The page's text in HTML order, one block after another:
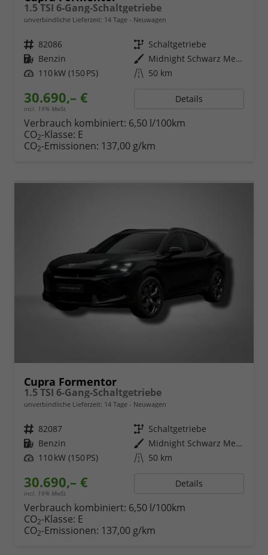
1.5 TSI 6-Gang-Schaltgetriebe
unverbindliche Lieferzeit: 14 Tage Neuwagen
Fahrzeugnr. 82086 Getriebe Schaltgetriebe
Kraftstoff Benzin Außenfarbe
Midnight Schwarz Metallic
Leistung 110 kW (150 PS) Kilometerstand 50 km
30.690,– €
incl. 19% MwSt.
Details
Verbrauch kombiniert: 6,50 l/100km
CO2-Klasse: E
CO2-Emissionen: 137,00 g/km
Cupra Formentor
1.5 TSI 6-Gang-Schaltgetriebe
unverbindliche Lieferzeit: 14 Tage Neuwagen
Fahrzeugnr. 82087 Getriebe Schaltgetriebe
Kraftstoff Benzin Außenfarbe
Midnight Schwarz Metallic
Leistung 110 kW (150 PS) Kilometerstand 50 km
30.690,– €
incl. 19% MwSt.
Details
Verbrauch kombiniert: 6,50 l/100km
CO2-Klasse: E
CO2-Emissionen: 137,00 g/km